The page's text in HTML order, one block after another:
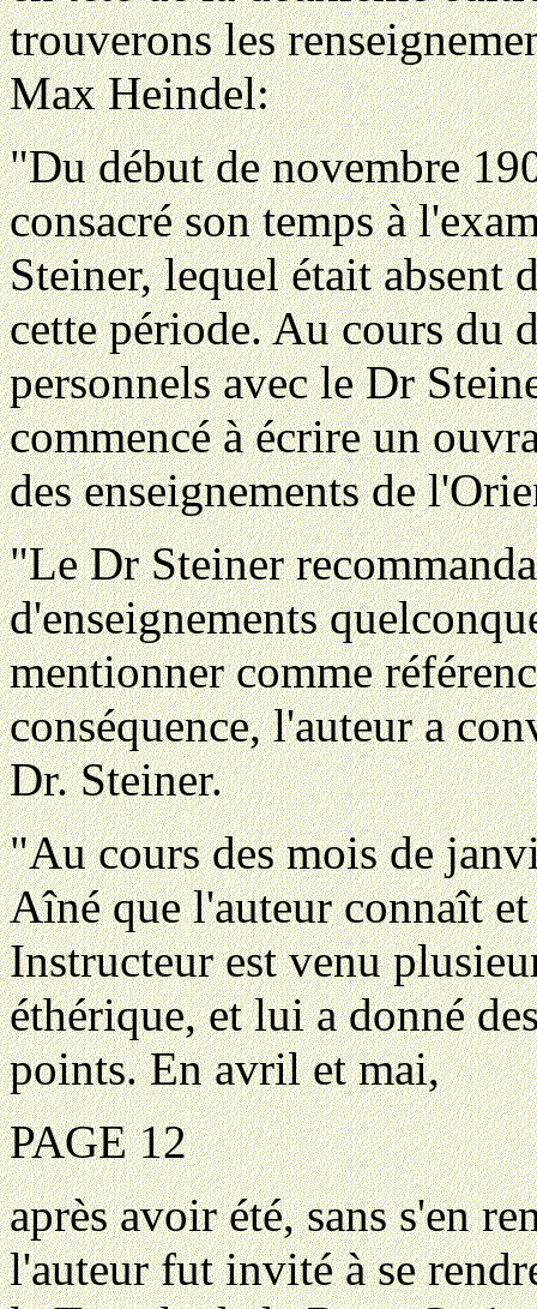
trouverons les
Max Heindel:
"Du début de novembre
consacré son temps à
Steiner, lequel était absent
cette période. Au cours du
personnels avec le Dr
commencé à écrire un
des enseignements de
"Le Dr Steiner
d'enseignements
mentionner comme
conséquence, l'auteur a
Dr. Steiner.
"Au cours des mois de
Aîné que l'auteur connaît
Instructeur est venu
éthérique, et lui a donné
points. En avril et mai,
PAGE 12
après avoir été, sans s'en
l'auteur fut invité à se